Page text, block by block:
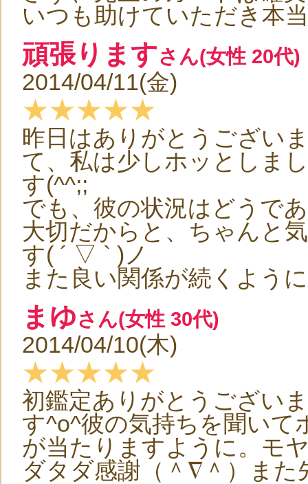
いつも助けていただき本
頑張りますさん(女性 20代)
2014/04/11(金)
★★★★★
昨日はありがとうござい
て、私は少しホッとしま
す(^^;;
でも、彼の状況はどうで
大切だからと、ちゃんと
す( ´ ▽ ` )ノ
また良い関係が続くよう
まゆさん(女性 30代)
2014/04/10(木)
★★★★★
初鑑定ありがとうござい
す^o^彼の気持ちを聞いて
が当たりますように。モ
ダタダ感謝（＾∇＾）ま